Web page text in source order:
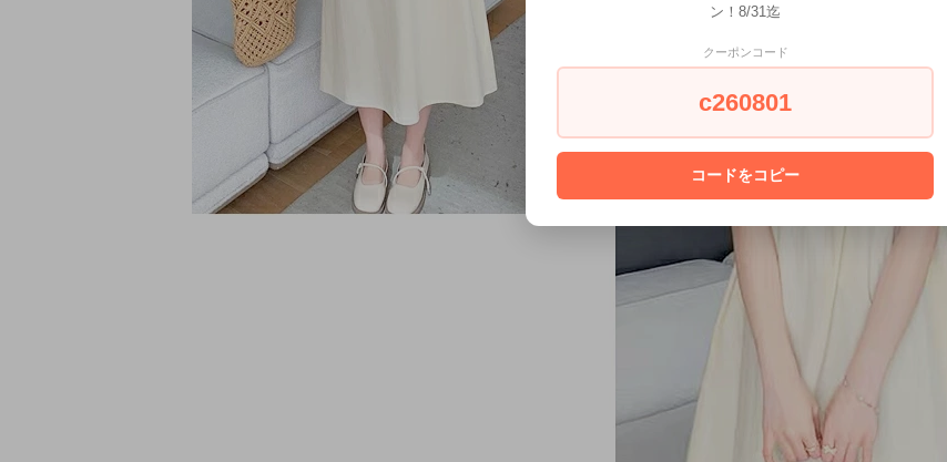
ン！8/31迄
クーポンコード
c260801
コードをコピー